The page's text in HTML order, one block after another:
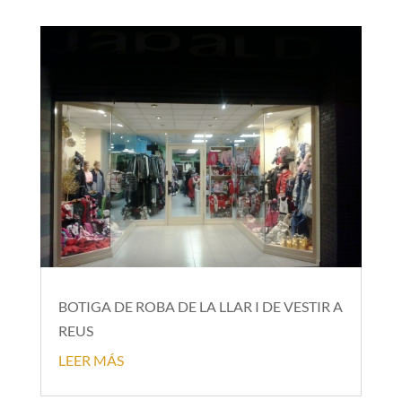
BOTIGA DE ROBA DE LA LLAR I DE VESTIR A
REUS
LEER MÁS